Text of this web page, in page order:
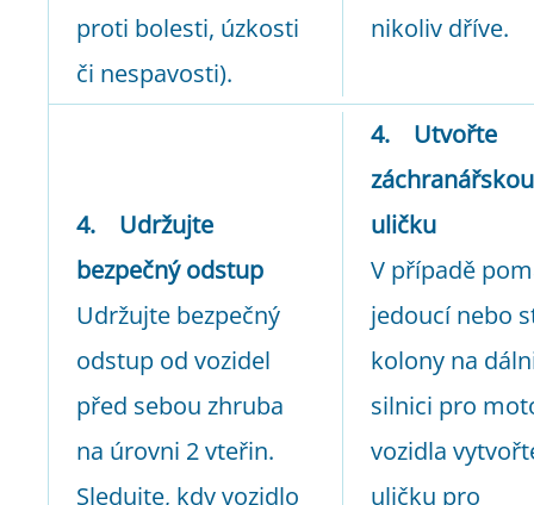
proti bolesti, úzkosti
či nespavosti).
nikoliv dříve.
4. Udržujte
bezpečný odstup
Udržujte bezpečný
odstup od vozidel
před sebou zhruba
na úrovni 2 vteřin.
Sledujte, kdy vozidlo
4. Utvořte
záchranářskou
uličku
V případě
jedoucí nebo
kolony na
silnici pro
vozidla
uličku pro